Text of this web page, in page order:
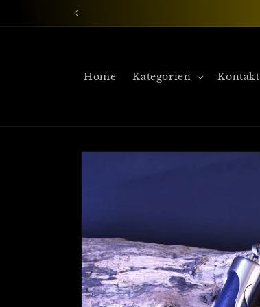
Inhalt
Home Kategorien Kontakt